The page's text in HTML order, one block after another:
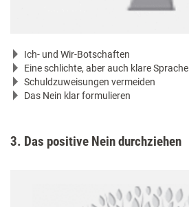
Ich- und Wir-Botschaften
Eine schlichte, aber auch klare Sprache
Schuldzuweisungen vermeiden
Das Nein klar formulieren
3. Das positive Nein durchziehen